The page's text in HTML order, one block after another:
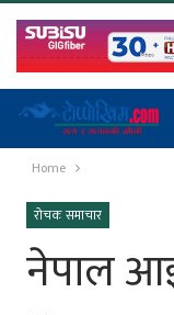
Home
रोचक समाचार
नेपाल